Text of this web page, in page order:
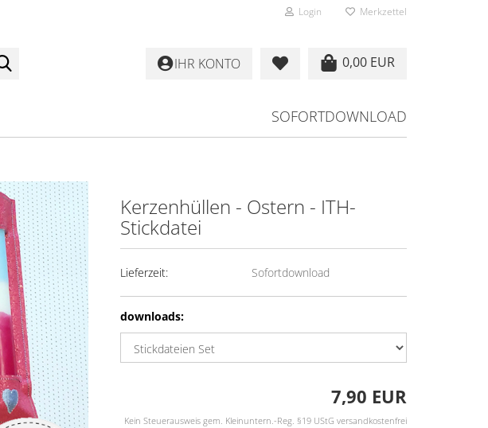
Login Merkzettel
0,00 EUR
IHR KONTO
SOFORTDOWNLOAD
Kerzenhüllen - Ostern - ITH-
Stickdatei
Lieferzeit: Sofortdownload
downloads:
7,90 EUR
Kein Steuerausweis gem. Kleinuntern.-Reg. §19 UStG versandkostenfrei